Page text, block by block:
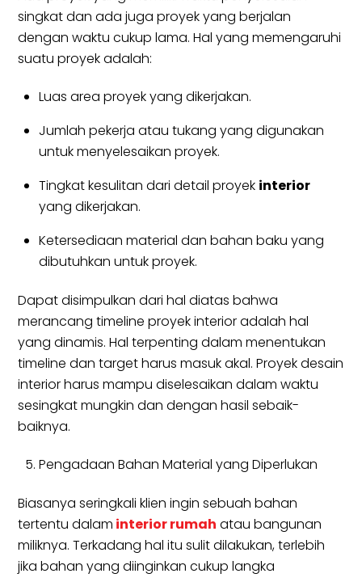
singkat dan ada juga proyek yang berjalan
dengan waktu cukup lama. Hal yang memengaruhi
suatu proyek adalah:
Luas area proyek yang dikerjakan.
Jumlah pekerja atau tukang yang digunakan
untuk menyelesaikan proyek.
Tingkat kesulitan dari detail proyek interior
yang dikerjakan.
Ketersediaan material dan bahan baku yang
dibutuhkan untuk proyek.
Dapat disimpulkan dari hal diatas bahwa
merancang timeline proyek interior adalah hal
yang dinamis. Hal terpenting dalam menentukan
timeline dan target harus masuk akal. Proyek desain
interior harus mampu diselesaikan dalam waktu
sesingkat mungkin dan dengan hasil sebaik-
baiknya.
Pengadaan Bahan Material yang Diperlukan
Biasanya seringkali klien ingin sebuah bahan
tertentu dalam interior rumah atau bangunan
miliknya. Terkadang hal itu sulit dilakukan, terlebih
jika bahan yang diinginkan cukup langka